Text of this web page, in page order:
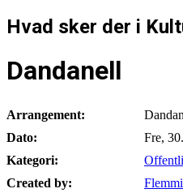
Hvad sker der i
Dandanell
Arrangement:
Dato:
Fre,
Kategori:
Created by: